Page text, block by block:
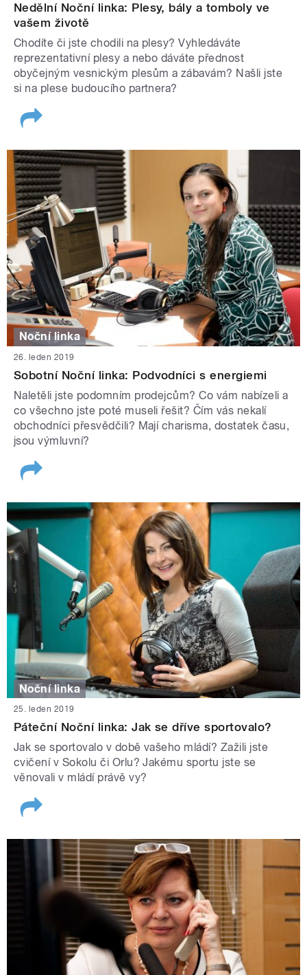
Nedělní Noční linka: Plesy, bály a tomboly ve
vašem životě
Chodíte či jste chodili na plesy? Vyhledáváte
reprezentativní plesy a nebo dáváte přednost
obyčejným vesnickým plesům a zábavám? Našli jste
si na plese budoucího partnera?
Noční linka
26. leden 2019
Sobotní Noční linka: Podvodníci s energiemi
Naletěli jste podomním prodejcům? Co vám nabízeli a
co všechno jste poté museli řešit? Čím vás nekalí
obchodníci přesvědčili? Mají charisma, dostatek času,
jsou výmluvní?
Noční linka
25. leden 2019
Páteční Noční linka: Jak se dříve sportovalo?
Jak se sportovalo v době vašeho mládí? Zažili jste
cvičení v Sokolu či Orlu? Jakému sportu jste se
věnovali v mládí právě vy?